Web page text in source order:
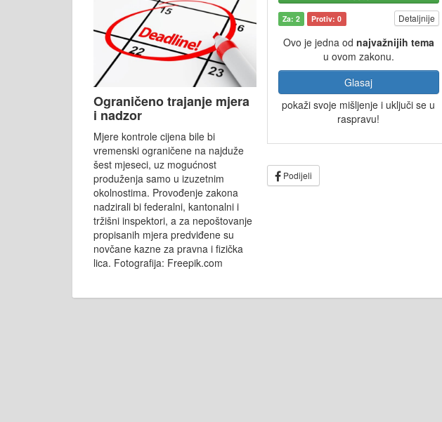
Ograničeno trajanje mjera
i nadzor
Mjere kontrole cijena bile bi
vremenski ograničene na najduže
šest mjeseci, uz mogućnost
produženja samo u izuzetnim
okolnostima. Provođenje zakona
nadzirali bi federalni, kantonalni i
tržišni inspektori, a za nepoštovanje
propisanih mjera predviđene su
novčane kazne za pravna i fizička
lica. Fotografija: Freepik.com
Za: 2 Protiv: 0 Detaljnije
Ovo je jedna od najvažnijih tema
u ovom zakonu.
Glasaj
pokaži svoje mišljenje i uključi se u
raspravu!
Podijeli